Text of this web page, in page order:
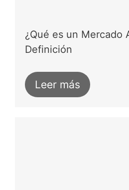
¿Qué es un Mercado
Definición
Leer más